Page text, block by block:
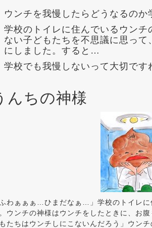
ウンチを我慢したらどうなるのか
学校のトイレに住んでいるウンチ
ない子どもたちを不思議に思っ
にしました。すると…
学校でも我慢しないって大切です
んちの神様
ふわぁぁぁ…ひまだなぁ…」学校のトイレ
ウンチの神様はウンチをしたときに、お
たちはウンチしにこないんだろう」ウン